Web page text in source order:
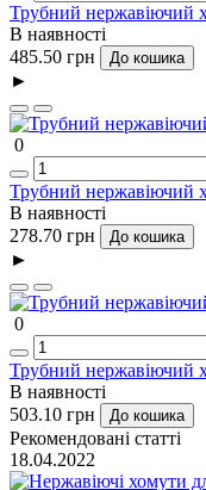
Трубний нержавіючий
В наявності
485.50 грн
До кошика
►
0
Трубний нержавіючий
В наявності
278.70 грн
До кошика
►
0
Трубний нержавіючий
В наявності
503.10 грн
До кошика
Рекомендовані статті
18.04.2022